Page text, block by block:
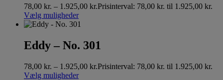
78,00 kr. – 1.925,00 kr.Prisinterval: 78,00 kr. til 1.925,00 kr.
Vælg muligheder
Eddy – No. 301
78,00 kr. – 1.925,00 kr.Prisinterval: 78,00 kr. til 1.925,00 kr.
Vælg muligheder